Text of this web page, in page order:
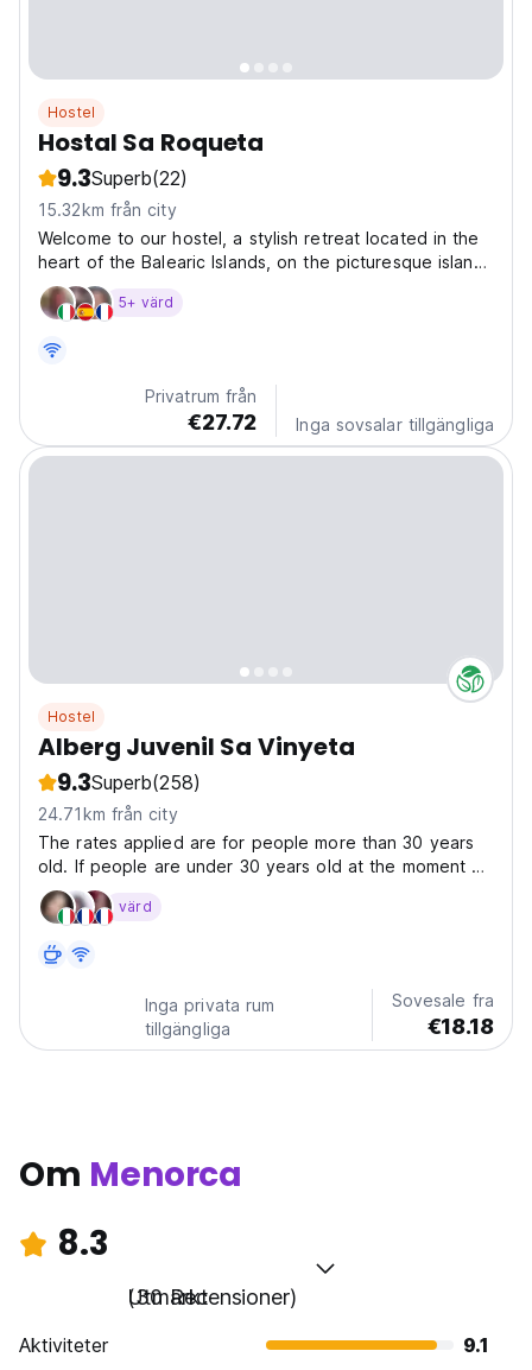
Hostel
Hostal Sa Roqueta
9.3Superb(22)
15.32km från city
Welcome to our hostel, a stylish retreat located in the
heart of the Balearic Islands, on the picturesque island
of Menorca. Our establishment, dating back to the
vibrant 1960s, blends the iconic Art Deco style with the
5+ värd
Privatrum från
€27.72 Inga sovsalar tillgängliga
Hostel
Alberg Juvenil Sa Vinyeta
9.3Superb(258)
24.71km från city
The rates applied are for people more than 30 years
old. If people are under 30 years old at the moment of
the check in we proceded to make a discount. The
Youth Hostel is located in the town of Ciutadella, about
värd
Inga privata rum
tillgängliga
Sovesale fra
€18.18
Om Menorca
8.3
Utmärkt
(30 Recensioner)
Aktiviteter
9.1